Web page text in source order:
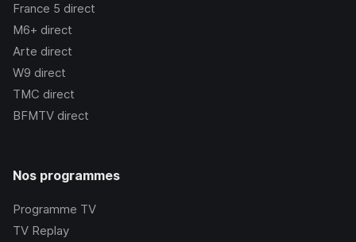
France 5 direct
M6+ direct
Arte direct
W9 direct
TMC direct
BFMTV direct
Nos programmes
Programme TV
TV Replay